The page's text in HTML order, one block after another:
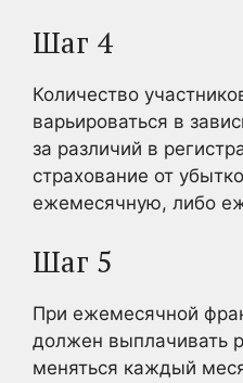
Шаг 4
Количество
варьироваться в
за различий в
страхование от
ежемесячную, либо
Шаг 5
При ежемесячной
должен выплачивать
меняться каждый